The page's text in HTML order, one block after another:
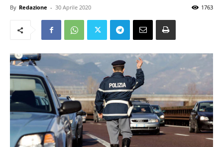
By Redazione - 30 Aprile 2020 1763